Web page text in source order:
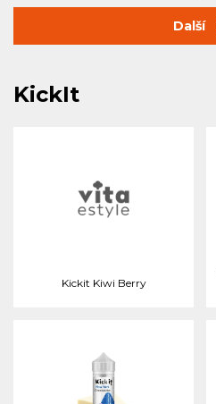
Další
KickIt
Kickit Kiwi Berry